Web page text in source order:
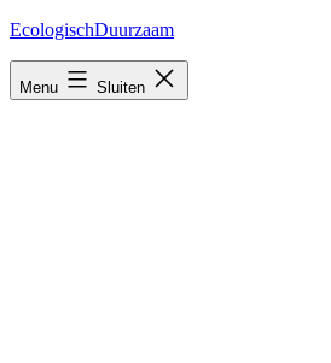
Ga
inhoud
EcologischDuurzaam
Menu Sluiten